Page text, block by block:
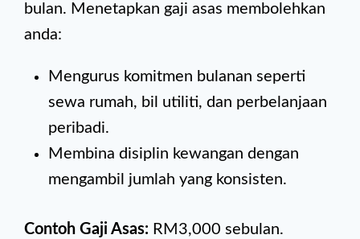
bulan. Menetapkan gaji asas membolehkan
anda:
Mengurus komitmen bulanan seperti
sewa rumah, bil utiliti, dan perbelanjaan
peribadi.
Membina disiplin kewangan dengan
mengambil jumlah yang konsisten.
Contoh Gaji Asas: RM3,000 sebulan.